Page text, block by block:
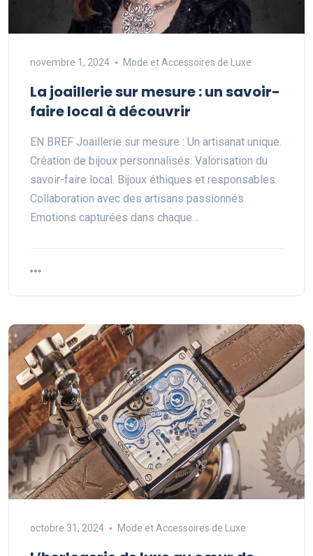
novembre 1, 2024 Mode et Accessoires de Luxe
La joaillerie sur mesure : un savoir-
faire local à découvrir
EN BREF Joaillerie sur mesure : Un artisanat unique.
Création de bijoux personnalisés. Valorisation du
savoir-faire local. Bijoux éthiques et responsables.
Collaboration avec des artisans passionnés.
Emotions capturées dans chaque…
octobre 31, 2024 Mode et Accessoires de Luxe